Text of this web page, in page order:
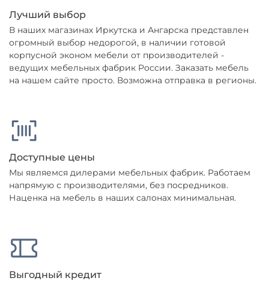
Лучший выбор
В наших магазинах Иркутска и Ангарска представлен
огромный выбор недорогой, в наличии готовой
корпусной эконом мебели от производителей -
ведущих мебельных фабрик России. Заказать мебель
на нашем сайте просто. Возможна отправка в регионы.
Доступные цены
Мы являемся дилерами мебельных фабрик. Работаем
напрямую с производителями, без посредников.
Наценка на мебель в наших салонах минимальная.
Выгодный кредит